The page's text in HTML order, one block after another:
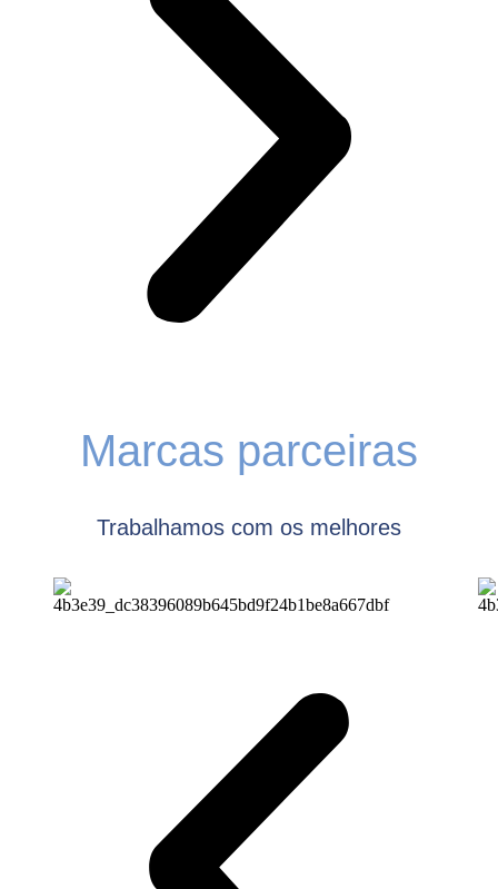
Marcas parceiras
Trabalhamos com os melhores